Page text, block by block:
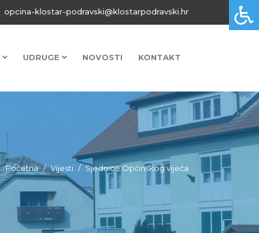
opcina-klostar-podravski@klostarpodravski.hr
UDRUGE NOVOSTI KONTAKT
Početna Vijesti Sjednice Općinskog vijeća